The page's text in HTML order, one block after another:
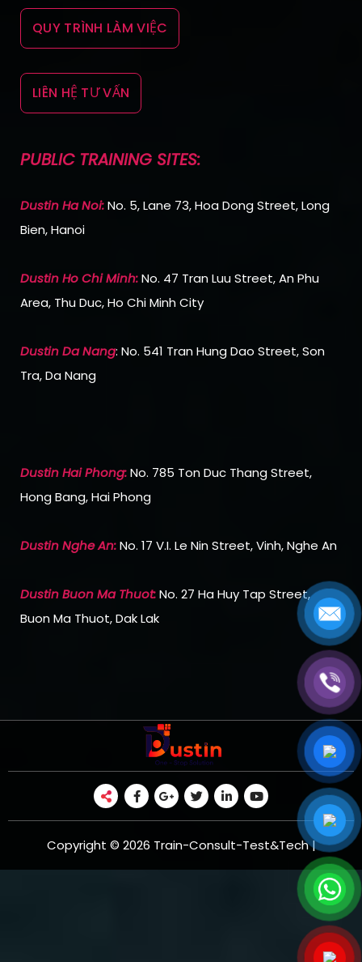
QUY TRÌNH LÀM VIỆC
LIÊN HỆ TƯ VẤN
PUBLIC TRAINING SITES:
Dustin Ha Noi:No. 5, Lane 73, Hoa Dong Street, Long
Bien, Hanoi
Dustin Ho Chi Minh:No. 47 Tran Luu Street, An Phu
Area, Thu Duc, Ho Chi Minh City
Dustin Da Nang: No. 541 Tran Hung Dao Street, Son
Tra, Da Nang
Dustin Hai Phong:No. 785 Ton Duc Thang Street,
Hong Bang, Hai Phong
Dustin Nghe An:No. 17 V.I. Le Nin Street, Vinh, Nghe An
Dustin Buon Ma Thuot:No. 27 Ha Huy Tap Street,
Buon Ma Thuot, Dak Lak
Copyright © 2026 Train-Consult-Test&Tech |